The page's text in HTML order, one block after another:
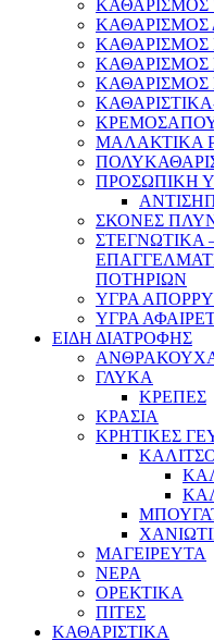
ΚΑΘΑΡΙΣΜΟΣ
ΚΑΘΑΡΙΣΜΟΣ
ΚΑΘΑΡΙΣΜΟΣ
ΚΑΘΑΡΙΣΜΟΣ
ΚΑΘΑΡΙΣΜΟΣ
ΜΑΛΑΚΤΙΚΑ
ΠΡΟΣΩΠΙΚΗ
ΣΚΟΝΕΣ
ΣΤΕΓΝΩΤΙΚΑ
ΠΟΤΗΡΙΩΝ
ΥΓΡΑ
ΥΓΡΑ
ΕΙΔΗ ΔΙΑΤΡΟΦΗΣ
ΓΛΥΚΑ
ΚΡΕΠΕΣ
ΚΡΑΣΙΑ
ΚΡΗΤΙΚΕΣ
ΜΑΓΕΙΡΕΥΤΑ
ΝΕΡΑ
ΟΡΕΚΤΙΚΑ
ΠΙΤΕΣ
ΚΑΘΑΡΙΣΤΙΚΑ